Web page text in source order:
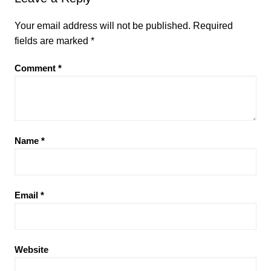
Your email address will not be published. Required
fields are marked *
Comment *
Name *
Email *
Website